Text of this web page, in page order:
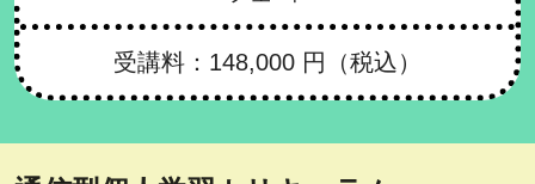
受講料：148,000 円（税込）